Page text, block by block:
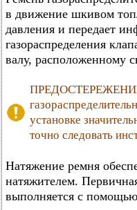
в движение шкивом
давления и передает
газораспределения
валу, расположенному
установке
точно следовать
Натяжение ремня
натяжителем.
выполняется с помощью